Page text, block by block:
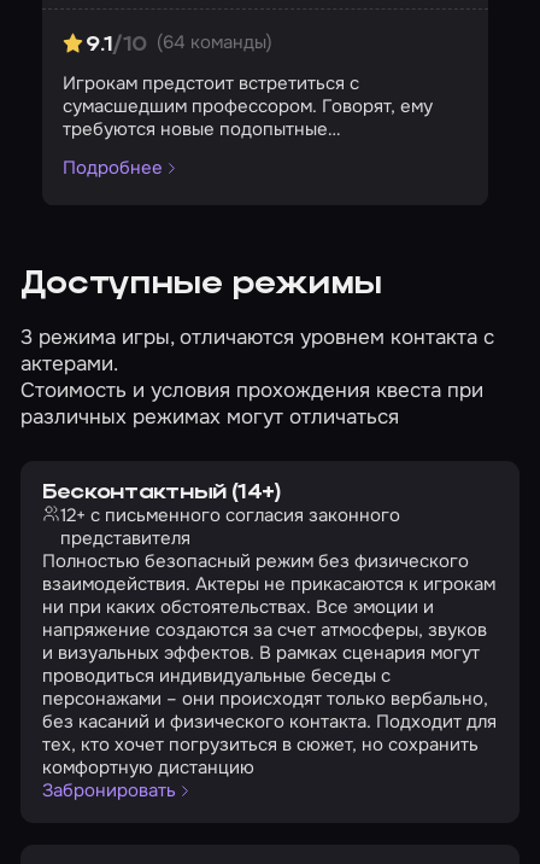
9.1 /10 (64 команды)
Игрокам предстоит встретиться с
сумасшедшим профессором. Говорят, ему
требуются новые подопытные…
Подробнее
Доступные режимы
3 режима игры, отличаются уровнем контакта с
актерами.
Стоимость и условия прохождения квеста при
различных режимах могут отличаться
Бесконтактный (14+)
12+ с письменного согласия законного
представителя
Полностью безопасный режим без физического
взаимодействия. Актеры не прикасаются к игрокам
ни при каких обстоятельствах. Все эмоции и
напряжение создаются за счет атмосферы, звуков
и визуальных эффектов. В рамках сценария могут
проводиться индивидуальные беседы с
персонажами – они происходят только вербально,
без касаний и физического контакта. Подходит для
тех, кто хочет погрузиться в сюжет, но сохранить
комфортную дистанцию
Забронировать